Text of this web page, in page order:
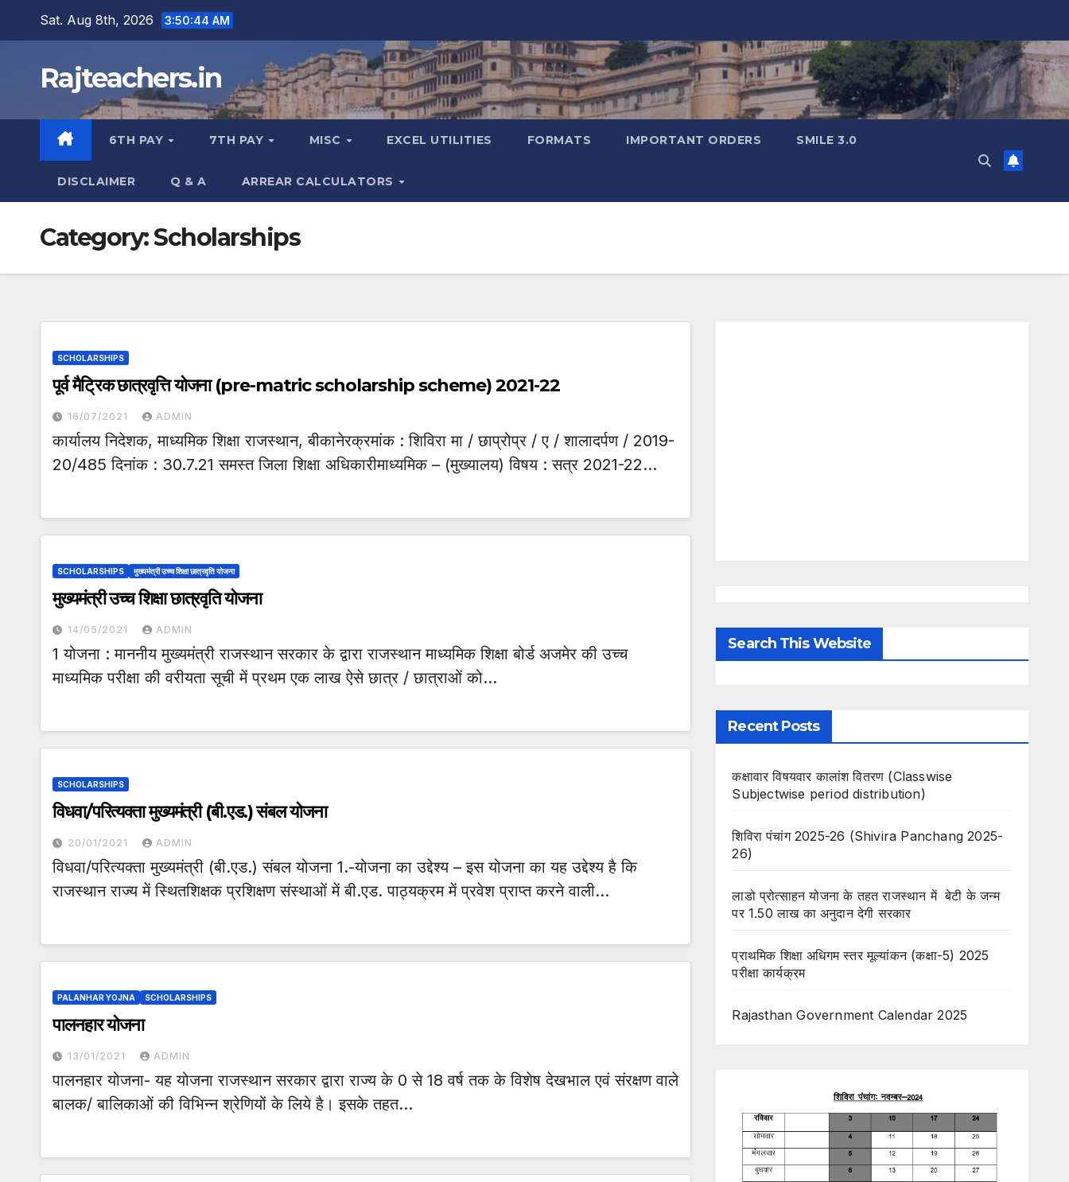
Sat. Aug 8th, 2026 3:50:45 AM
Rajteachers.in
6TH PAY 7TH PAY MISC EXCEL UTILITIES FORMATS IMPORTANT ORDERS SMILE 3.0
DISCLAIMER Q & A ARREAR CALCULATORS
Category:Scholarships
SCHOLARSHIPS
पूर्व मैट्रिक छात्रवृत्ति योजना (pre-matric scholarship scheme) 2021-22
16/07/2021 ADMIN
कार्यालय निदेशक, माध्यमिक शिक्षा राजस्थान, बीकानेरक्रमांक : शिविरा मा / छाप्रोप्र / ए / शालादर्पण / 2019-
20/485 दिनांक : 30.7.21 समस्त जिला शिक्षा अधिकारीमाध्यमिक – (मुख्यालय) विषय : सत्र 2021-22…
SCHOLARSHIPS मुख्यमंत्री उच्च शिक्षा छात्रवृति योजना
मुख्यमंत्री उच्च शिक्षा छात्रवृति योजना
14/05/2021 ADMIN
1 योजना : माननीय मुख्यमंत्री राजस्थान सरकार के द्वारा राजस्थान माध्यमिक शिक्षा बोर्ड अजमेर की उच्च
माध्यमिक परीक्षा की वरीयता सूची में प्रथम एक लाख ऐसे छात्र / छात्राओं को…
SCHOLARSHIPS
विधवा/परित्यक्ता मुख्यमंत्री (बी.एड.) संबल योजना
20/01/2021 ADMIN
विधवा/परित्यक्ता मुख्यमंत्री (बी.एड.) संबल योजना 1.-योजना का उद्देश्य – इस योजना का यह उद्देश्य है कि
राजस्थान राज्य में स्थितशिक्षक प्रशिक्षण संस्थाओं में बी.एड. पाठ्यक्रम में प्रवेश प्राप्त करने वाली…
PALANHAR YOJNA SCHOLARSHIPS
पालनहार योजना
13/01/2021 ADMIN
पालनहार योजना- यह योजना राजस्थान सरकार द्वारा राज्य के 0 से 18 वर्ष तक के विशेष देखभाल एवं संरक्षण वाले
बालक/ बालिकाओं की विभिन्न श्रेणियों के लिये है। इसके तहत…
Search This Website
Recent Posts
कक्षावार विषयवार कालांश वितरण (Classwise
Subjectwise period distribution)
शिविरा पंचांग 2025-26 (Shivira Panchang 2025-
26)
लाडो प्रोत्साहन योजना के तहत राजस्थान में बेटी के जन्म
पर 1.50 लाख का अनुदान देगी सरकार
प्राथमिक शिक्षा अधिगम स्तर मूल्यांकन (कक्षा-5) 2025
परीक्षा कार्यक्रम
Rajasthan Government Calendar 2025